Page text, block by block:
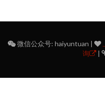
微信公众号: haiyuntuan |
询
|